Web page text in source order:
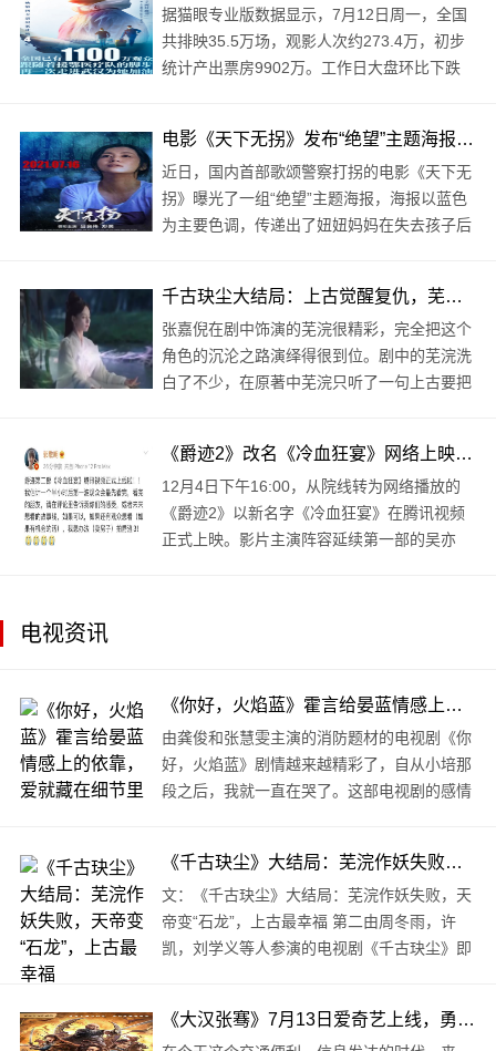
据猫眼专业版数据显示，7月12日周一，全国
共排映35.5万场，观影人次约273.4万，初步
统计产出票房9902万。工作日大盘环比下跌
2021年度票房报收28..
电影《天下无拐》发布“绝望”主题海报 失孤父母再度引人关注
近日，国内首部歌颂警察打拐的电影《天下无
拐》曝光了一组“绝望”主题海报，海报以蓝色
为主要色调，传递出了妞妞妈妈在失去孩子后
领衔主演，何政军、舒耀瑄、王婉娟、赫子
铭、..
千古玦尘大结局：上古觉醒复仇，芜浣凄惨满头白发，暮光化作石像
张嘉倪在剧中饰演的芜浣很精彩，完全把这个
角色的沉沦之路演绎得很到位。剧中的芜浣洗
白了不少，在原著中芜浣只听了一句上古要把
本没有任何交集，她都要杀了上神嫁祸天启。
..
《爵迹2》改名《冷血狂宴》网络上映，首映六小时收获3亿元
12月4日下午16:00，从院线转为网络播放的
《爵迹2》以新名字《冷血狂宴》在腾讯视频
正式上映。影片主演阵容延续第一部的吴亦
电视资讯
《你好，火焰蓝》霍言给晏蓝情感上的依靠，爱就藏在细节里
由龚俊和张慧雯主演的消防题材的电视剧《你
好，火焰蓝》剧情越来越精彩了，自从小培那
段之后，我就一直在哭了。这部电视剧的感情
点。 其实..
《千古玦尘》大结局：芜浣作妖失败，天帝变“石龙”，上古最幸福
文：《千古玦尘》大结局：芜浣作妖失败，天
帝变“石龙”，上古最幸福 第二由周冬雨，许
凯，刘学义等人参演的电视剧《千古玦尘》即
集不到..
《大汉张骞》7月13日爱奇艺上线，勇士张骞带你在荒漠中踏出通天大道